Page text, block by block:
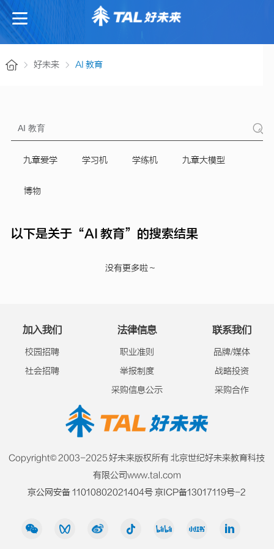
好未来 AI 教育
九章爱学 学习机 学练机 九章大模型
博物
以下是关于“AI 教育”的搜索结果
没有更多啦～
Copyright© 2003-2025 好未来版权所有 北京世纪好未来教育科技
有限公司www.tal.com
京公网安备 11010802021404号 京ICP备13017119号-2
加入我们
校园招聘
社会招聘
法律信息
职业准则
举报制度
采购信息公示
联系我们
品牌/媒体
战略投资
采购合作